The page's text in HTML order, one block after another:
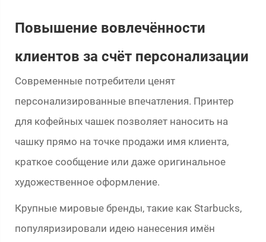
Повышение вовлечённости
клиентов за счёт персонализации
Современные потребители ценят
персонализированные впечатления. Принтер
для кофейных чашек позволяет наносить на
чашку прямо на точке продажи имя клиента,
краткое сообщение или даже оригинальное
художественное оформление.
Крупные мировые бренды, такие как Starbucks,
популяризировали идею нанесения имён